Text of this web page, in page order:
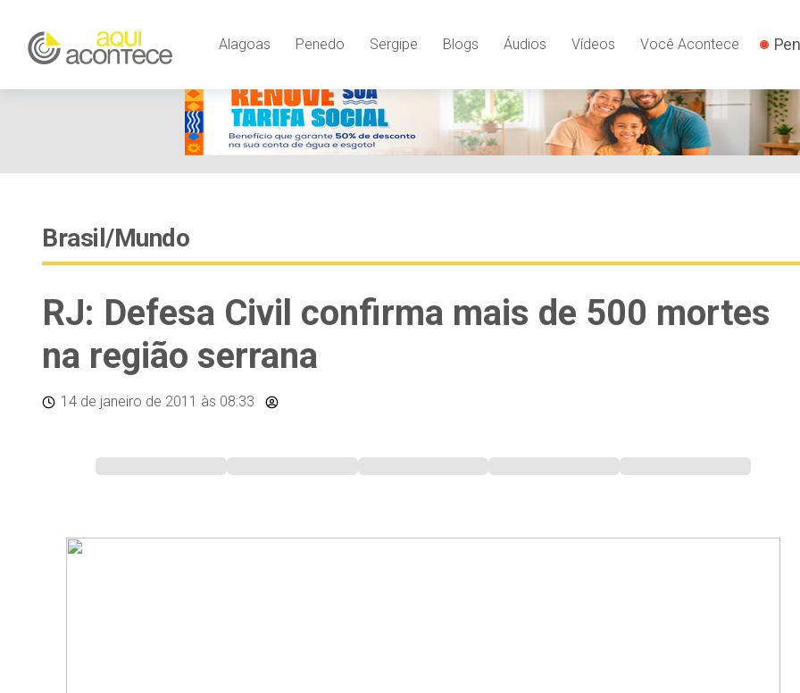
Alagoas Penedo Sergipe Blogs Áudios Vídeos Você Acontece
Brasil/Mundo
RJ: Defesa Civil confirma mais de 500 mortes
na região serrana
14 de janeiro de 2011 às 08:33